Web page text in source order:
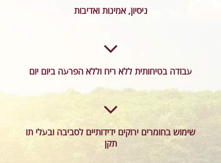
ניסיון, אמינות ואדיבות
עבודה בטיחותית ללא ריח וללא הפרעה ביום יום
שימוש בחומרים ירוקים ידידותיים לסביבה ובעלי תו
תקן